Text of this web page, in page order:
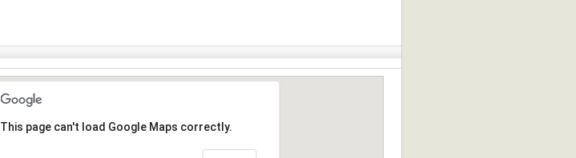
This page can't load Google Maps correctly.